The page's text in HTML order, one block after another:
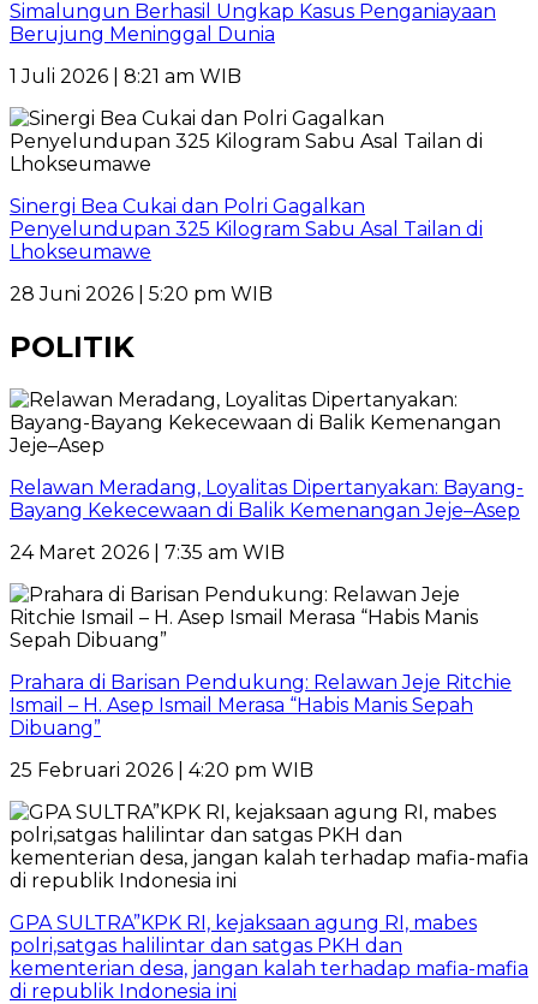
Simalungun Berhasil Ungkap Kasus Penganiayaan
Berujung Meninggal Dunia
1 Juli 2026 | 8:21 am WIB
Sinergi Bea Cukai dan Polri Gagalkan
Penyelundupan 325 Kilogram Sabu Asal Tailan di
Lhokseumawe
28 Juni 2026 | 5:20 pm WIB
POLITIK
Relawan Meradang, Loyalitas Dipertanyakan: Bayang-
Bayang Kekecewaan di Balik Kemenangan Jeje–Asep
24 Maret 2026 | 7:35 am WIB
Prahara di Barisan Pendukung: Relawan Jeje Ritchie
Ismail – H. Asep Ismail Merasa “Habis Manis Sepah
Dibuang”
25 Februari 2026 | 4:20 pm WIB
GPA SULTRA”KPK RI, kejaksaan agung RI, mabes
polri,satgas halilintar dan satgas PKH dan
kementerian desa, jangan kalah terhadap mafia-mafia
di republik Indonesia ini